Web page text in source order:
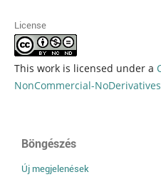
License
This work is licensed under a
NonCommercial-
Böngészés
Új megjelenések